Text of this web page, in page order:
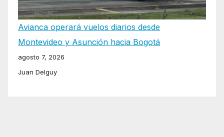
Avianca operará vuelos diarios desde
Montevideo y Asunción hacia Bogotá
agosto 7, 2026
Juan Delguy